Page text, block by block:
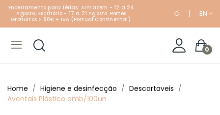
Encerramento para férias: Armazém - 12 a 24
Agosto; Escritório - 17 a 21 Agosto. Portes
Gratuitos > 80€ + IVA (Portual Continental).
€ EN
0
Home Higiene e desinfecção
Descartaveis
Aventais Plástico emb/100un